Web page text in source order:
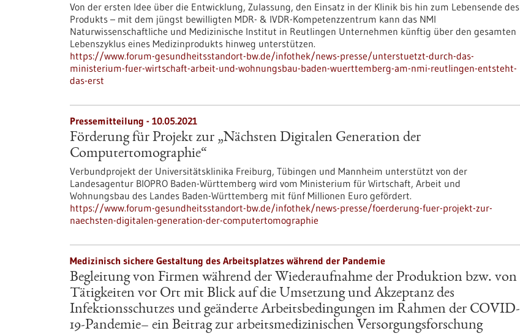
Von der ersten Idee über die Entwicklung, Zulassung, den Einsatz in der Klinik bis hin zum Lebensende des
Produkts – mit dem jüngst bewilligten MDR- & IVDR-Kompetenzzentrum kann das NMI
Naturwissenschaftliche und Medizinische Institut in Reutlingen Unternehmen künftig über den gesamten
Lebenszyklus eines Medizinprodukts hinweg unterstützen.
https://www.forum-gesundheitsstandort-bw.de/infothek/news-presse/unterstuetzt-durch-das-
ministerium-fuer-wirtschaft-arbeit-und-wohnungsbau-baden-wuerttemberg-am-nmi-reutlingen-entsteht-
das-erst
Pressemitteilung - 10.05.2021
Förderung für Projekt zur „Nächsten Digitalen Generation der
Computertomographie“
Verbundprojekt der Universitätsklinika Freiburg, Tübingen und Mannheim unterstützt von der
Landesagentur BIOPRO Baden-Württemberg wird vom Ministerium für Wirtschaft, Arbeit und
Wohnungsbau des Landes Baden-Württemberg mit fünf Millionen Euro gefördert.
https://www.forum-gesundheitsstandort-bw.de/infothek/news-presse/foerderung-fuer-projekt-zur-
naechsten-digitalen-generation-der-computertomographie
Medizinisch sichere Gestaltung des Arbeitsplatzes während der Pandemie
Begleitung von Firmen während der Wiederaufnahme der Produktion bzw. von
Tätigkeiten vor Ort mit Blick auf die Umsetzung und Akzeptanz des
Infektionsschutzes und geänderte Arbeitsbedingungen im Rahmen der COVID-
19-Pandemie– ein Beitrag zur arbeitsmedizinischen Versorgungsforschung